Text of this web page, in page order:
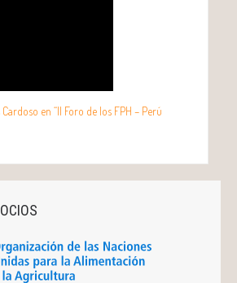
en “II Foro de los FPH – Perú